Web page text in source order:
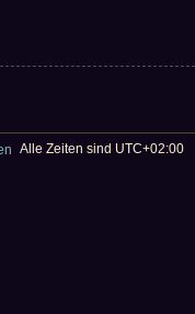
Alle Zeiten sind UTC+02:00